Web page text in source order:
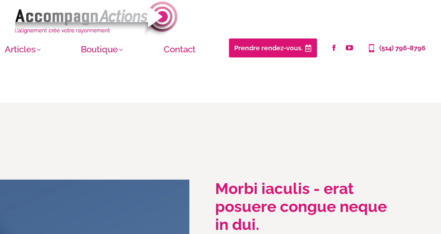
Articles Boutique Contact Prendre rendez-vous. (514) 796-8796
Morbi iaculis - erat
posuere congue neque
in dui.